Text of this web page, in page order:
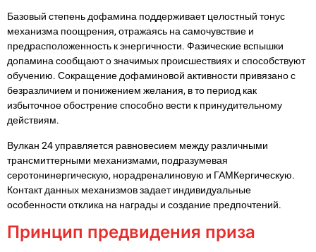
Базовый степень дофамина поддерживает целостный тонус
механизма поощрения, отражаясь на самочувствие и
предрасположенность к энергичности. Фазические вспышки
допамина сообщают о значимых происшествиях и способствуют
обучению. Сокращение дофаминовой активности привязано с
безразличием и понижением желания, в то период как
избыточное обострение способно вести к принудительному
действиям.
Вулкан 24 управляется равновесием между различными
трансмиттерными механизмами, подразумевая
серотонинергическую, норадреналиновую и ГАМКергическую.
Контакт данных механизмов задает индивидуальные
особенности отклика на награды и создание предпочтений.
Принцип предвидения приза